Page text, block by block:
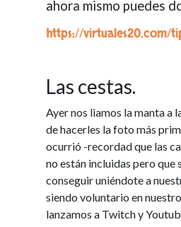
ahora mismo puedes
https://virtuales20.com/
Las cestas.
Ayer nos liamos la manta a
de hacerles la foto más
ocurrió -recordad que las
no están incluidas pero que
conseguir uniéndote a
siendo voluntario en
lanzamos a Twitch y